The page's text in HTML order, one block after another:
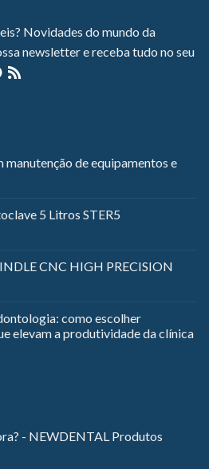
Novidades do mundo da
newsletter e receba tudo no seu
manutenção de equipamentos e
5 Litros STER5
CNC HIGH PRECISION
como escolher
elevam a produtividade da clínica
- NEWDENTAL Produtos